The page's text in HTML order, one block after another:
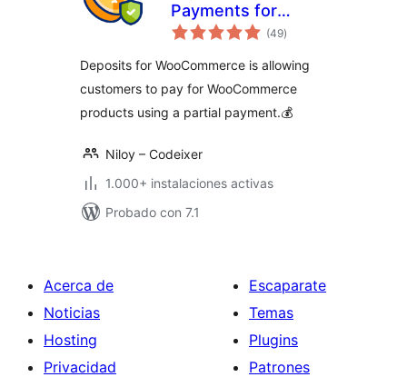
Payments for
WooCommerce –
(49total
de
)
Deposits for WooCommerce is allowing
customers to pay for WooCommerce
products using a partial payment.💰
Niloy – Codeixer
1.000+ instalaciones activas
Probado con 7.1
Acerca de
Noticias
Hosting
Privacidad
Escaparate
Temas
Plugins
Patrones